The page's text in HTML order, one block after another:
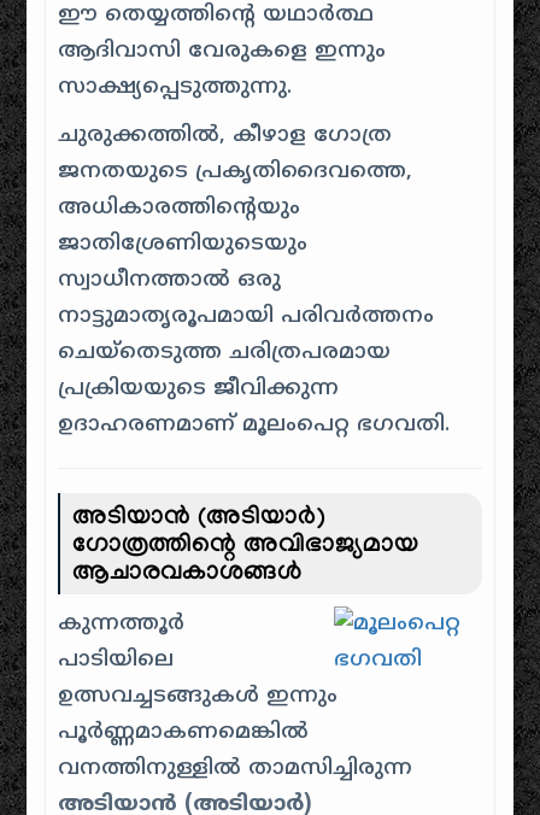
ഈ തെയ്യത്തിന്റെ യഥാർത്ഥ
ആദിവാസി വേരുകളെ ഇന്നും
സാക്ഷ്യപ്പെടുത്തുന്നു.
ചുരുക്കത്തിൽ, കീഴാള ഗോത്ര
ജനതയുടെ പ്രകൃതിദൈവത്തെ,
അധികാരത്തിന്റെയും
ജാതിശ്രേണിയുടെയും
സ്വാധീനത്താൽ ഒരു
നാട്ടുമാതൃരൂപമായി പരിവർത്തനം
ചെയ്തെടുത്ത ചരിത്രപരമായ
പ്രക്രിയയുടെ ജീവിക്കുന്ന
ഉദാഹരണമാണ് മൂലംപെറ്റ ഭഗവതി.
അടിയാൻ (അടിയാർ)
ഗോത്രത്തിന്റെ അവിഭാജ്യമായ
ആചാരവകാശങ്ങൾ
കുന്നത്തൂർ
പാടിയിലെ
ഉത്സവച്ചടങ്ങുകൾ ഇന്നും
പൂർണ്ണമാകണമെങ്കിൽ
വനത്തിനുള്ളിൽ താമസിച്ചിരുന്ന
അടിയാൻ (അടിയാർ)